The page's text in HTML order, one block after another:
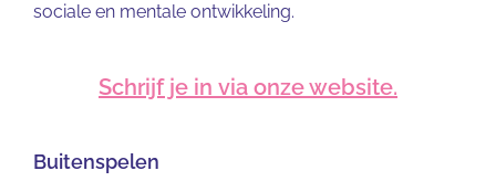
sociale en mentale ontwikkeling.
Schrijf je in via onze website.
Buitenspelen